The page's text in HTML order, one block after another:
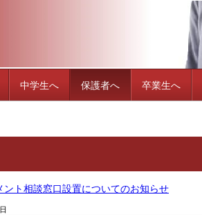
中学生へ 保護者へ 卒業生へ
ト相談窓口設置についてのお知らせ